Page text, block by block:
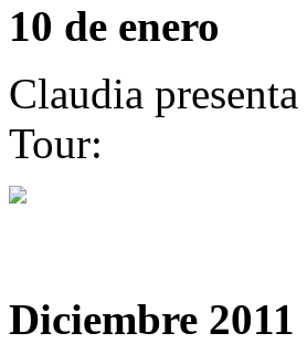
10 de enero
Claudia
Tour:
Diciembre 2011